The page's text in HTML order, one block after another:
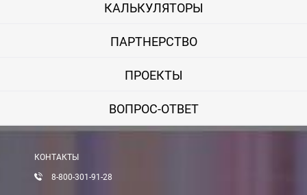
КАЛЬКУЛЯТОРЫ
ПАРТНЕРСТВО
ПРОЕКТЫ
ВОПРОС-ОТВЕТ
КОНТАКТЫ
8-800-301-91-28